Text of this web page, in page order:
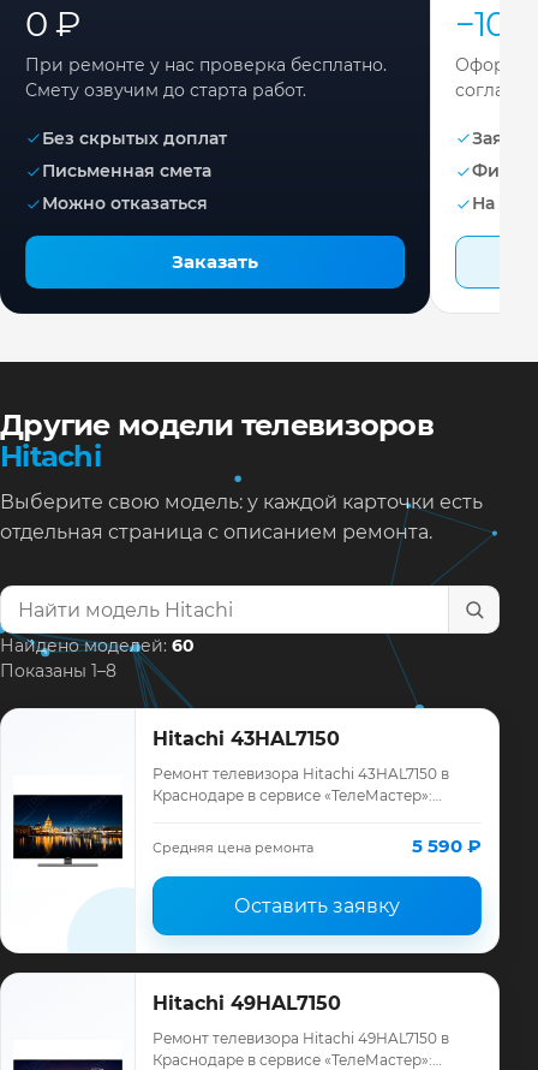
0 ₽
При ремонте у нас проверка бесплатно.
Смету озвучим до старта работ.
Без скрытых доплат
Письменная смета
Можно отказаться
Заказать
−10%
Заявка
На
Другие модели телевизоров
Hitachi
Выберите свою модель: у каждой карточки есть
отдельная страница с описанием ремонта.
Найти модель телевизора
Найдено моделей: 60
Показаны 1–8
Hitachi 43HAL7150
Ремонт телевизора Hitachi 43HAL7150 в
Краснодаре в сервисе «ТелеМастер»:
ремонта, запчасти и гарантия до 12
месяцев.
Средняя цена ремонта 5 590 ₽
Оставить заявку
Hitachi 49HAL7150
Ремонт телевизора Hitachi 49HAL7150 в
Краснодаре в сервисе «ТелеМастер»: